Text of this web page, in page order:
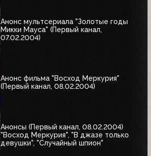
Анонс мультсериала "Золотые годы
Микки Мауса" (Первый канал,
07.02.2004)
Анонс фильма "Восход Меркурия"
(Первый канал, 08.02.2004)
Анонсы (Первый канал, 08.02.2004)
"Восход Меркурия", "В джазе только
девушки", "Случайный шпион"